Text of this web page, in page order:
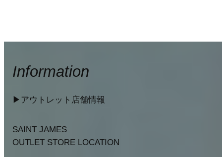
Information
▶︎アウトレット店舗情報
SAINT JAMES
OUTLET STORE LOCATION